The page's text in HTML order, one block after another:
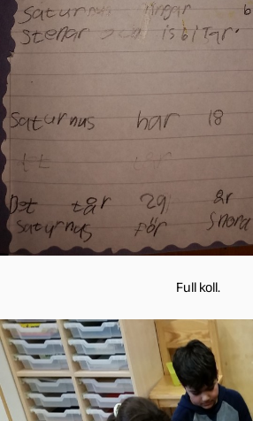
Full koll.